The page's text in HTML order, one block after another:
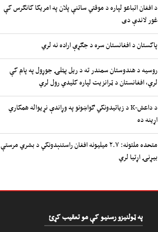
د افغان اتباعو لپاره د موقتي ساتنې پلان په امریکا کانګرس کې
غور لاندې دی
پاکستان د افغانستان سره د جګړې اراده نه لري
روسیه د هندوستان سمندر ته د ریل پټلۍ جوړول په پام کې
لري، افغانستان د ټرانزیت لپاره کلیدي رول لري
د داعش-K د زیاتیدونکي ګواښونو په وړاندې نړیواله همکاري
اړینه ده
متحده ملتونه: ۲.۷ میلیونه افغان راستنېدونکي د بشري مرستې
بیړنۍ اړتیا لري
په ټولنیزو رسنیو کې مو تعقیب کړئ